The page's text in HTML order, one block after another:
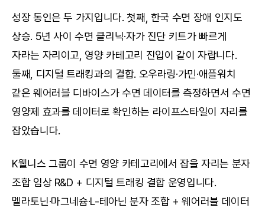
성장 동인은 두 가지입니다. 첫째, 한국 수면 장애 인지도
상승. 5년 사이 수면 클리닉·자가 진단 키트가 빠르게
자라는 자리이고, 영양 카테고리 진입이 같이 자랍니다.
둘째, 디지털 트래킹과의 결합. 오우라링·가민·애플워치
같은 웨어러블 디바이스가 수면 데이터를 측정하면서 수면
영양제 효과를 데이터로 확인하는 라이프스타일이 자리를
잡았습니다.
K웰니스 그룹이 수면 영양 카테고리에서 잡을 자리는 분자
조합 임상 R&D + 디지털 트래킹 결합 운영입니다.
멜라토닌·마그네슘·L-테아닌 분자 조합 + 웨어러블 데이터